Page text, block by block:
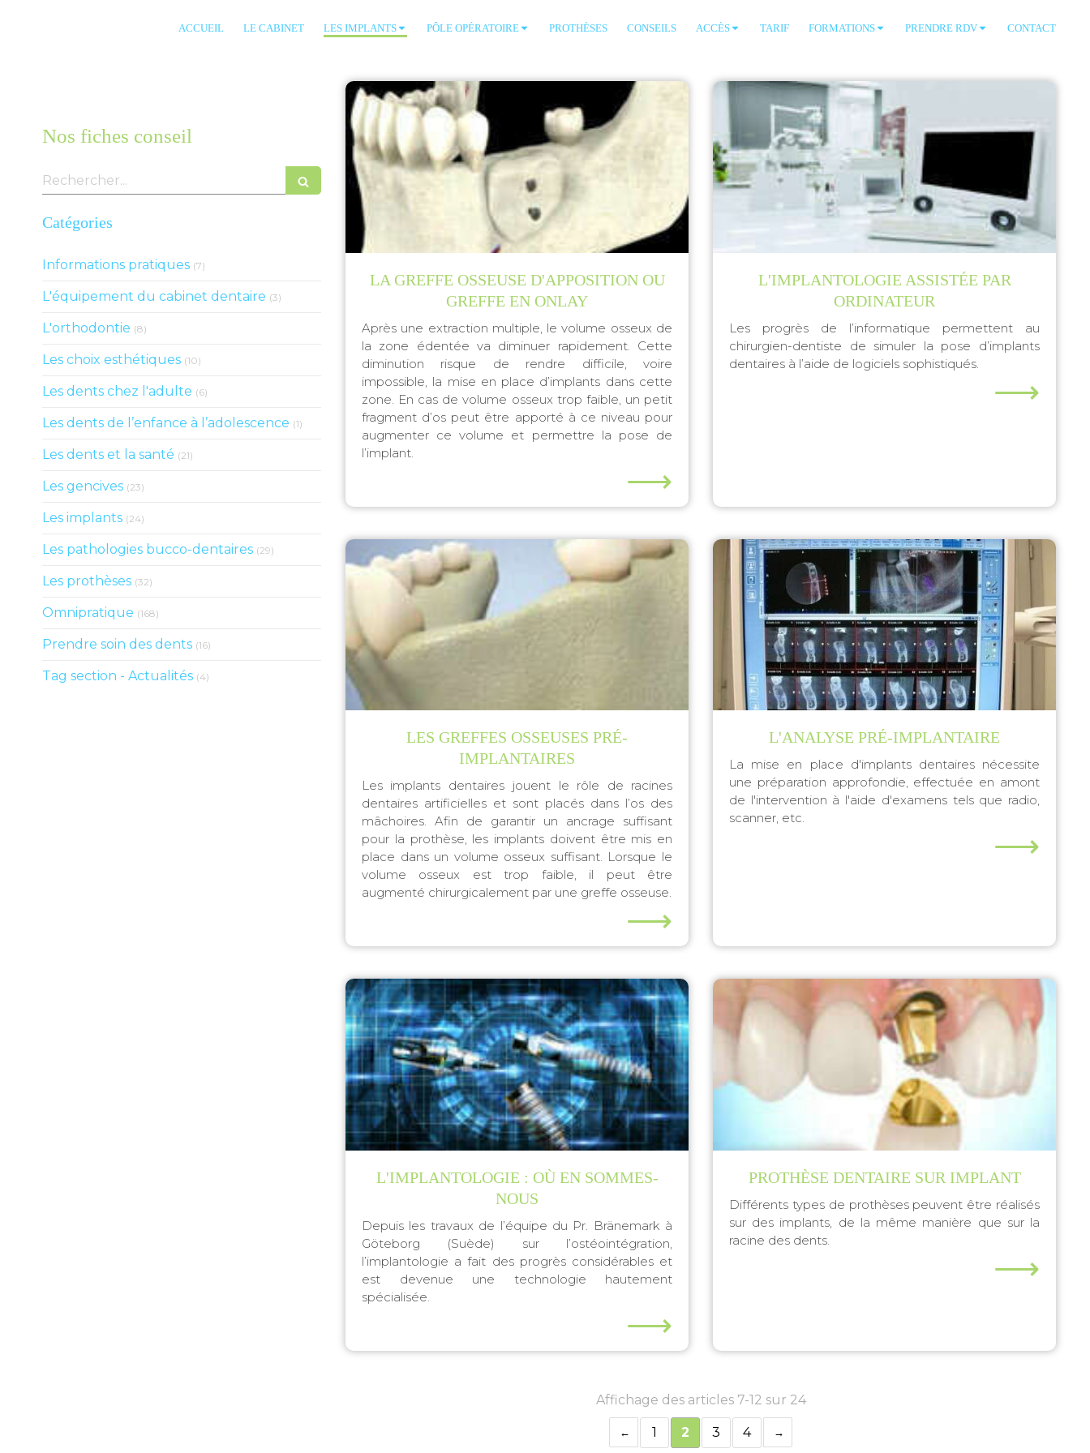
ACCUEIL LE CABINET LES IMPLANTS PÔLE OPÉRATOIRE PROTHÈSES CONSEILS ACCÈS TARIF FORMATIONS PRENDRE RDV CONTACT
LA GREFFE OSSEUSE D'APPOSITION OU
GREFFE EN ONLAY
Après une extraction multiple, le volume osseux de
la zone édentée va diminuer rapidement. Cette
diminution risque de rendre difficile, voire
impossible, la mise en place d’implants dans cette
zone. En cas de volume osseux trop faible, un petit
fragment d’os peut être apporté à ce niveau pour
augmenter ce volume et permettre la pose de
l’implant.
⟶
L'IMPLANTOLOGIE ASSISTÉE PAR
ORDINATEUR
Les progrès de l’informatique permettent au
chirurgien-dentiste de simuler la pose d’implants
dentaires à l’aide de logiciels sophistiqués.
⟶
LES GREFFES OSSEUSES PRÉ-
IMPLANTAIRES
Les implants dentaires jouent le rôle de racines
dentaires artificielles et sont placés dans l’os des
mâchoires. Afin de garantir un ancrage suffisant
pour la prothèse, les implants doivent être mis en
place dans un volume osseux suffisant. Lorsque le
volume osseux est trop faible, il peut être
augmenté chirurgicalement par une greffe osseuse.
⟶
L'ANALYSE PRÉ-IMPLANTAIRE
La mise en place d'implants dentaires nécessite
une préparation approfondie, effectuée en amont
de l'intervention à l'aide d'examens tels que radio,
scanner, etc.
⟶
L'IMPLANTOLOGIE : OÙ EN SOMMES-
NOUS
Depuis les travaux de l’équipe du Pr. Bränemark à
Göteborg (Suède) sur l’ostéointégration,
l’implantologie a fait des progrès considérables et
est devenue une technologie hautement
spécialisée.
⟶
PROTHÈSE DENTAIRE SUR IMPLANT
Différents types de prothèses peuvent être réalisés
sur des implants, de la même manière que sur la
racine des dents.
⟶
Affichage des articles 7-12 sur 24
1 2 3 4
Nos fiches conseil
Rechercher
Catégories
Informations pratiques (7)
L'équipement du cabinet dentaire (3)
L'orthodontie (8)
Les choix esthétiques (10)
Les dents chez l'adulte (6)
Les dents de l’enfance à l’adolescence (1) Articles Count
Les dents et la santé (21)
Les gencives (23)
Les implants (24)
Les pathologies bucco-dentaires (29)
Les prothèses (32)
Omnipratique (168)
Prendre soin des dents (16)
Tag section - Actualités (4)